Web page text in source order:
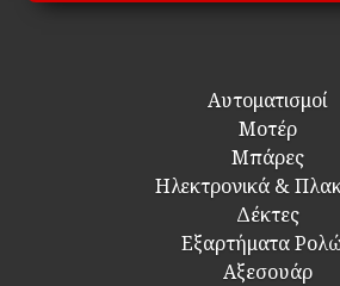
Αυτοματισμοί
Μοτέρ
Μπάρες
Ηλεκτρονικά &
Δέκτες
Εξαρτήματα
Αξεσουάρ